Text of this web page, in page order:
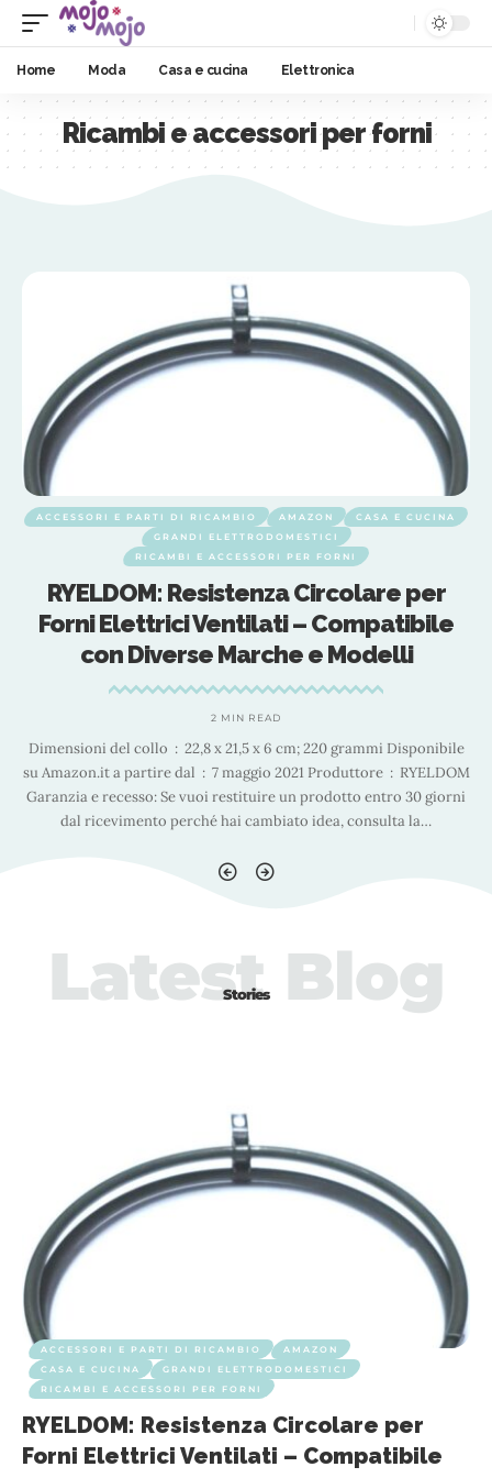
Home Moda Casa e cucina Elettronica
Ricambi e accessori per forni
ACCESSORI E PARTI DI RICAMBIO AMAZON
CASA E CUCINA
GRANDI ELETTRODOMESTICI
RICAMBI E ACCESSORI PER FORNI
RYELDOM: Resistenza Circolare per
Forni Elettrici Ventilati – Compatibile
con Diverse Marche e Modelli
2 MIN READ
Dimensioni del collo ‏ : ‎ 22,8 x 21,5 x 6 cm; 220 grammi Disponibile
su Amazon.it a partire dal ‏ : ‎ 7 maggio 2021 Produttore ‏ : ‎ RYELDOM
Garanzia e recesso: Se vuoi restituire un prodotto entro 30 giorni
dal ricevimento perché hai cambiato idea, consulta la…
Stories
Latest Blog
ACCESSORI E PARTI DI RICAMBIO
AMAZON
CASA E CUCINA
GRANDI ELETTRODOMESTICI
RICAMBI E ACCESSORI PER FORNI
RYELDOM: Resistenza Circolare per
Forni Elettrici Ventilati – Compatibile